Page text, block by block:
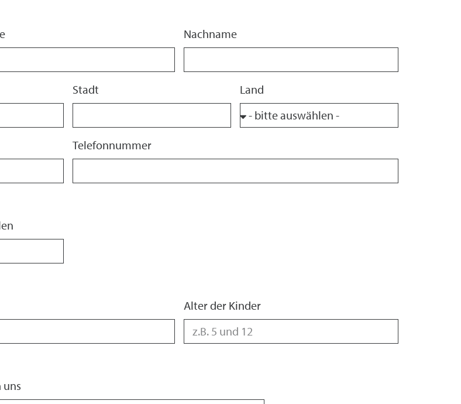
Nachname
Stadt Land
Telefonnummer
Alter der Kinder
uns